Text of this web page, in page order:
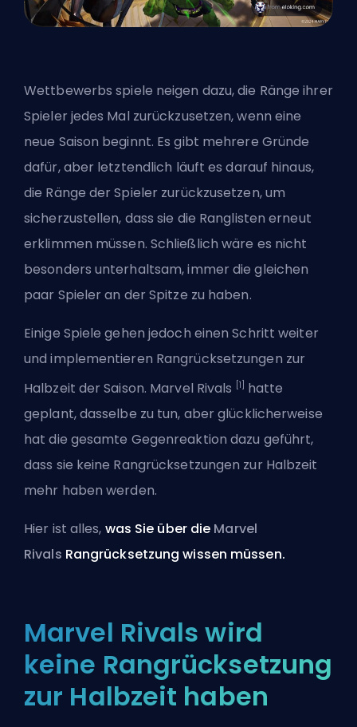
Wettbewerbs spiele neigen dazu, die Ränge ihrer
Spieler jedes Mal zurückzusetzen, wenn eine
neue Saison beginnt. Es gibt mehrere Gründe
dafür, aber letztendlich läuft es darauf hinaus,
die Ränge der Spieler zurückzusetzen, um
sicherzustellen, dass sie die Ranglisten erneut
erklimmen müssen. Schließlich wäre es nicht
besonders unterhaltsam, immer die gleichen
paar Spieler an der Spitze zu haben.
Einige Spiele gehen jedoch einen Schritt weiter
und implementieren Rangrücksetzungen zur
Halbzeit der Saison. Marvel Rivals
[1]
hatte
geplant, dasselbe zu tun, aber glücklicherweise
hat die gesamte Gegenreaktion dazu geführt,
dass sie keine Rangrücksetzungen zur Halbzeit
mehr haben werden.
Hier ist alles, was Sie über die Marvel
Rivals Rangrücksetzung wissen müssen.
Marvel Rivals wird
keine Rangrücksetzung
zur Halbzeit haben